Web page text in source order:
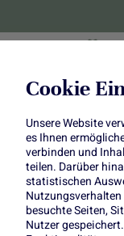
Cookie
Unsere Website
es Ihnen
verbinden und
teilen. Darüber
statistischen
besuchte Seiten,
Nutzer